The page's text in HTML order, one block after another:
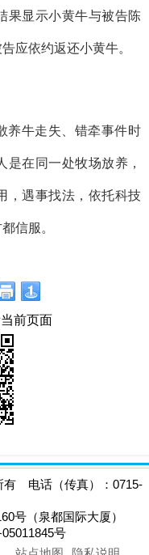
果显示小黄牛与被告陈
应依约返还小黄牛。
养牛走失、错牵事件时
在同一处牧场放养，
，遇事找法，依托科技
信服。
前页面
有 电话（传真）：0715-
号（泉都国际大厦）
05011845号